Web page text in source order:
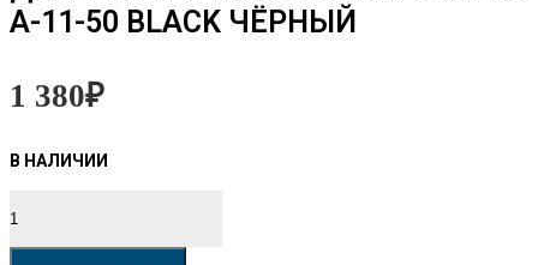
A-11-50 BLACK ЧЁРНЫЙ
1 380₽
товара
Дверные